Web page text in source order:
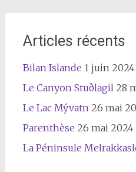
Articles récents
Bilan Islande 1 juin 2024
Le Canyon Stuðlagil 28
Le Lac Mývatn 26 mai
Parenthèse 26 mai 2024
La Péninsule